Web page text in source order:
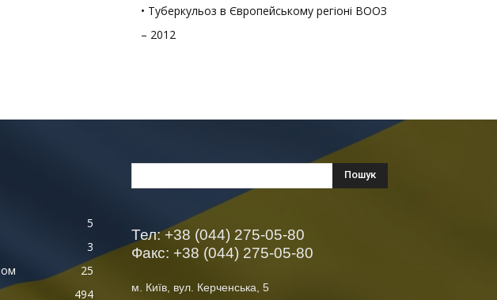
• Туберкульоз в Європейському регіоні ВООЗ
– 2012
5
3
25
494
Тел: +38 (044) 275-05-80
Факс: +38 (044) 275-05-80
м. Київ, вул. Керченська, 5